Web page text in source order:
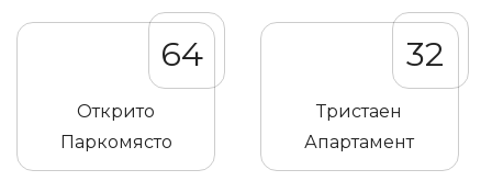
64
Открито
Паркомясто
32
Тристаен
Апартамент